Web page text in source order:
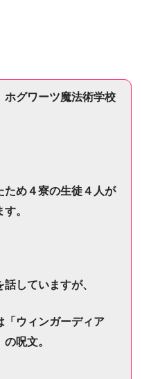
ホグワーツ魔法術学校
ため４寮の生徒４人が
。
していますが、
「ウィンガーディア
呪文。